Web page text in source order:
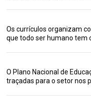
Os currículos organizam
que todo ser humano tem
O Plano Nacional de
traçadas para o setor nos